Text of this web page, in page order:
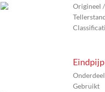
Origineel
Eindpijp
Gebruikt